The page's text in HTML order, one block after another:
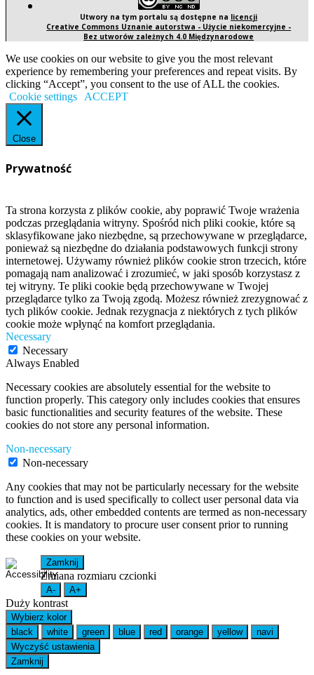
Utwory na tym portalu są dostępne na licencji
Creative Commons Uznanie autorstwa - Użycie niekomercyjne -
Bez utworów zależnych 4.0 Międzynarodowe
We use cookies on our website to give you the most relevant
experience by remembering your preferences and repeat visits. By
clicking “Accept”, you consent to the use of ALL the cookies.
Cookie settings
ACCEPT
Close
Prywatność
Ta strona korzysta z plików cookie, aby poprawić Twoje wrażenia
podczas przeglądania witryny. Spośród nich pliki cookie, które są
sklasyfikowane jako niezbędne, są przechowywane w przeglądarce,
ponieważ są niezbędne do działania podstawowych funkcji strony
internetowej. Używamy również plików cookie stron trzecich, które
pomagają nam analizować i zrozumieć, w jaki sposób korzystasz z
tej witryny. Te pliki cookie będą przechowywane w Twojej
przeglądarce tylko za Twoją zgodą. Możesz również zrezygnować z
tych plików cookie. Jednak rezygnacja z niektórych z tych plików
cookie może wpłynąć na komfort przeglądania.
Necessary
Necessary
Always Enabled
Necessary cookies are absolutely essential for the website to
function properly. This category only includes cookies that ensures
basic functionalities and security features of the website. These
cookies do not store any personal information.
Non-necessary
Non-necessary
Any cookies that may not be particularly necessary for the website
to function and is used specifically to collect user personal data via
analytics, ads, other embedded contents are termed as non-necessary
cookies. It is mandatory to procure user consent prior to running
these cookies on your website.
Zamknij
Zmiana rozmiaru czcionki
A- A+
Duży kontrast
Wybierz kolor
black
white green blue red orange yellow
navi
Wyczyść ustawienia
Zamknij